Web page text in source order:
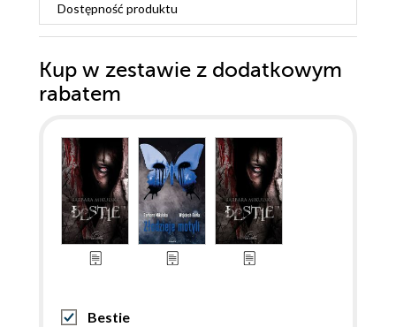
Dostępność produktu
Kup w zestawie z dodatkowym
rabatem
Bestie